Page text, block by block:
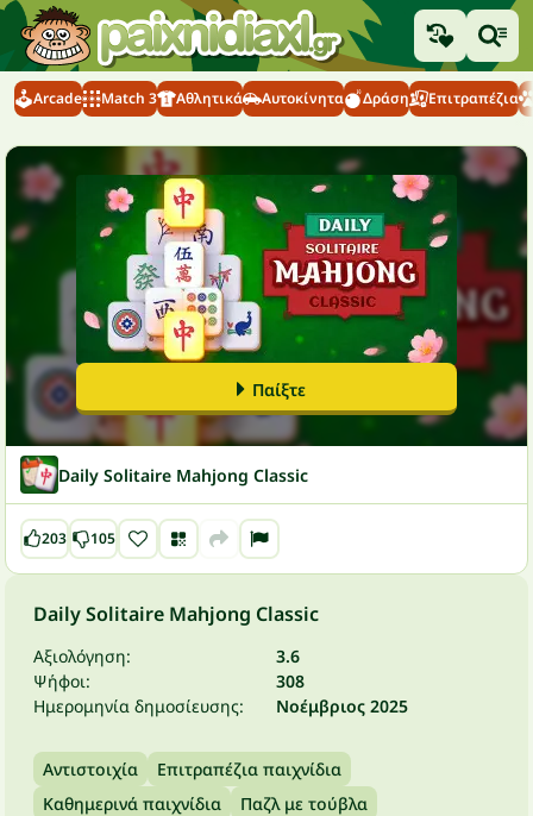
Arcade Match 3 Αθλητικά Αυτοκίνητα Δράση Επιτραπέζια
Παίξτε
Daily Solitaire Mahjong Classic
203 105
Daily Solitaire Mahjong Classic
Αξιολόγηση:
3.6
Ψήφοι:
308
Ημερομηνία δημοσίευσης:
Νοέμβριος 2025
Αντιστοιχία
Επιτραπέζια παιχνίδια
Καθημερινά παιχνίδια
Παζλ με τούβλα